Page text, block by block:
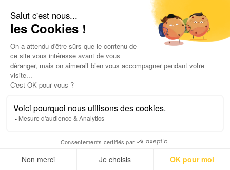
Thon blanc Germon au naturel à teneur réduite en sodium
135g